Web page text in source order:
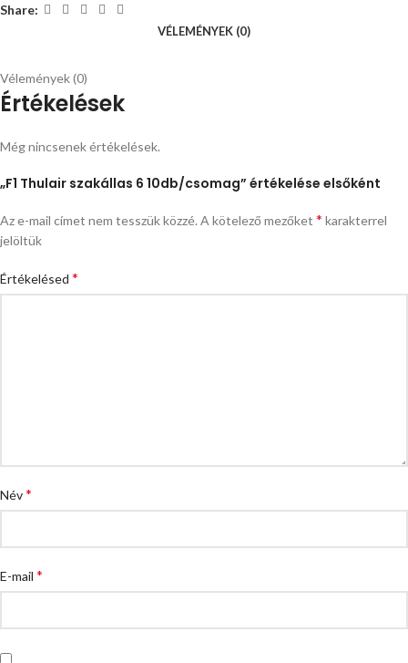
Share:
VÉLEMÉNYEK (0)
Vélemények (0)
Értékelések
Még nincsenek értékelések.
„F1 Thulair szakállas 6 10db/csomag” értékelése elsőként
Az e-mail címet nem tesszük közzé.A kötelező mezőket * karakterrel
jelöltük
Értékelésed *
Név*
E-mail *